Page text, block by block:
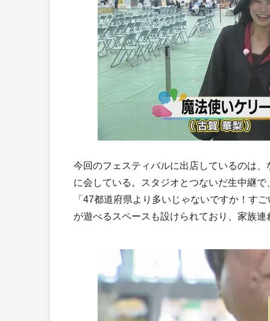
今回のフェスティバルに出店しているのは
に会している。スタジオとつないだ生中継
「47都道府県より多いじゃないですか！す
が遊べるスペースも設けられており、家族